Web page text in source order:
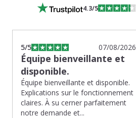
4.3/5
5/5 07/08/2026
Équipe bienveillante et
disponible.
Équipe bienveillante et disponible.
Explications sur le fonctionnement
claires. À su cerner parfaitement
notre demande et...